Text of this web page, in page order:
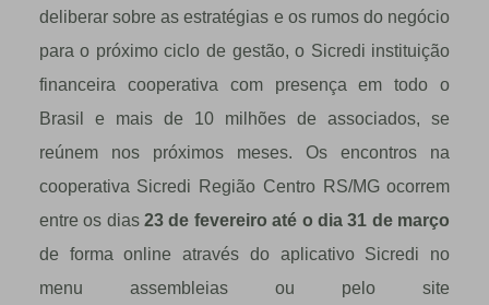
deliberar sobre as estratégias e os rumos do negócio
para o próximo ciclo de gestão, o Sicredi instituição
financeira cooperativa com presença em todo o
Brasil e mais de 10 milhões de associados, se
reúnem nos próximos meses. Os encontros na
cooperativa Sicredi Região Centro RS/MG ocorrem
entre os dias23 de fevereiro até o dia 31 de março
de forma online através do aplicativo Sicredi no
menu assembleias ou pelo site